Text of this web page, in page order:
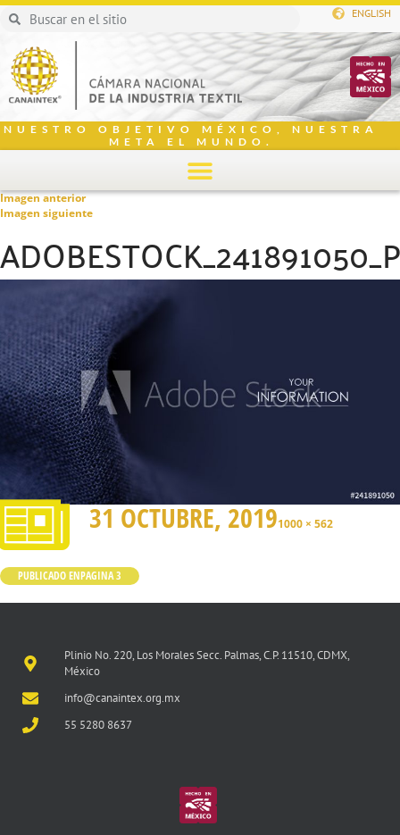
ENGLISH
NUESTRO OBJETIVO MÉXICO, NUESTRA
META EL MUNDO.
Imagen anterior
Imagen siguiente
31 OCTUBRE, 20191000 × 562
PUBLICADO ENPAGINA 3
Plinio No. 220, Los Morales Secc. Palmas, C.P. 11510, CDMX,
México
info@canaintex.org.mx
55 5280 8637